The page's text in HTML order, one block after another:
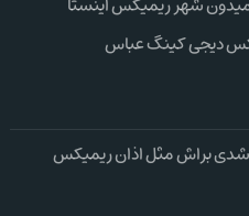
شهر ریمیکس اینستا
دیجی کینگ عباس
شدی براش مثل اذان ریمیکس